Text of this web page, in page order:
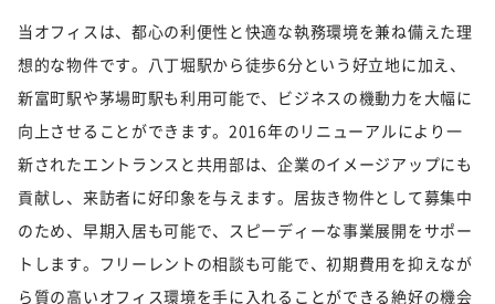
当オフィスは、都心の利便性と快適な執務環境を兼ね備えた理
想的な物件です。八丁堀駅から徒歩6分という好立地に加え、
新富町駅や茅場町駅も利用可能で、ビジネスの機動力を大幅に
向上させることができます。2016年のリニューアルにより一
新されたエントランスと共用部は、企業のイメージアップにも
貢献し、来訪者に好印象を与えます。居抜き物件として募集中
のため、早期入居も可能で、スピーディーな事業展開をサポー
トします。フリーレントの相談も可能で、初期費用を抑えなが
ら質の高いオフィス環境を手に入れることができる絶好の機会